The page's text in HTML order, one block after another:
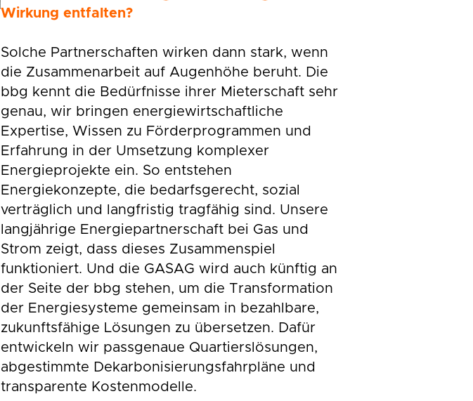
Wirkung entfalten?
Solche Partnerschaften wirken dann stark, wenn
die Zusammenarbeit auf Augenhöhe beruht. Die
bbg kennt die Bedürfnisse ihrer Mieterschaft sehr
genau, wir bringen energiewirtschaftliche
Expertise, Wissen zu Förderprogrammen und
Erfahrung in der Umsetzung komplexer
Energieprojekte ein. So entstehen
Energiekonzepte, die bedarfsgerecht, sozial
verträglich und langfristig tragfähig sind. Unsere
langjährige Energiepartnerschaft bei Gas und
Strom zeigt, dass dieses Zusammenspiel
funktioniert. Und die GASAG wird auch künftig an
der Seite der bbg stehen, um die Transformation
der Energiesysteme gemeinsam in bezahlbare,
zukunftsfähige Lösungen zu übersetzen. Dafür
entwickeln wir passgenaue Quartierslösungen,
abgestimmte Dekarbonisierungsfahrpläne und
transparente Kostenmodelle.